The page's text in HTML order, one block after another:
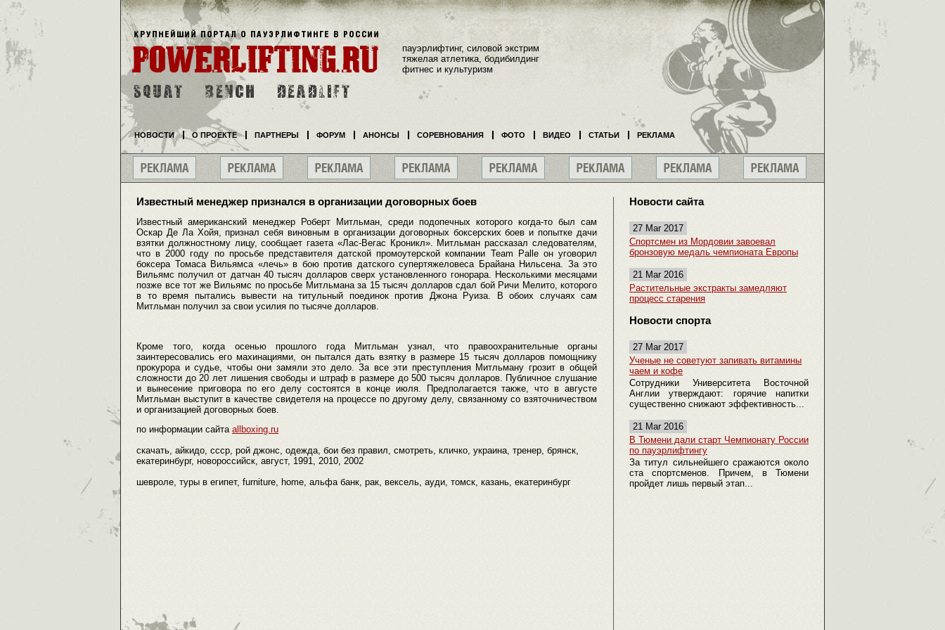
Известный менеджер признался в организации договорных боев
Известный американский менеджер Роберт Митльман, среди подопечных которого когда-то был сам
Оскар Де Ла Хойя, признал себя виновным в организации договорных боксерских боев и попытке дачи
взятки должностному лицу, сообщает газета «Лас-Вегас Кроникл». Митльман рассказал следователям,
что в 2000 году по просьбе представителя датской промоутерской компании Team Palle он уговорил
боксера Томаса Вильямса «лечь» в бою против датского супертяжеловеса Брайана Нильсена. За это
Вильямс получил от датчан 40 тысяч долларов сверх установленного гонорара. Несколькими месяцами
позже все тот же Вильямс по просьбе Митльмана за 15 тысяч долларов сдал бой Ричи Мелито, которого
в то время пытались вывести на титульный поединок против Джона Руиза. В обоих случаях сам
Митльман получил за свои усилия по тысяче долларов.
Кроме того, когда осенью прошлого года Митльман узнал, что правоохранительные органы
заинтересовались его махинациями, он пытался дать взятку в размере 15 тысяч долларов помощнику
прокурора и судье, чтобы они замяли это дело. За все эти преступления Митльману грозит в общей
сложности до 20 лет лишения свободы и штраф в размере до 500 тысяч долларов. Публичное слушание
и вынесение приговора по его делу состоятся в конце июля. Предполагается также, что в августе
Митльман выступит в качестве свидетеля на процессе по другому делу, связанному со взяточничеством
и организацией договорных боев.
по информации сайта allboxing.ru
скачать, айкидо, ссср, рой джонс, одежда, бои без правил, смотреть, кличко, украина, тренер, брянск,
екатеринбург, новороссийск, август, 1991, 2010, 2002
шевроле, туры в египет, furniture, home, альфа банк, рак, вексель, ауди, томск, казань, екатеринбург
Новости сайта
27 Mar 2017
Спортсмен из Мордовии завоевал
бронзовую медаль чемпионата Европы
21 Mar 2016
Растительные экстракты замедляют
процесс старения
Новости спорта
27 Mar 2017
Ученые не советуют запивать витамины
чаем и кофе
Сотрудники Университета Восточной
Англии утверждают: горячие напитки
существенно снижают эффективность...
21 Mar 2016
В Тюмени дали старт Чемпионату России
по пауэрлифтингу
За титул сильнейшего сражаются около
ста спортсменов. Причем, в Тюмени
пройдет лишь первый этап...
пауэрлифтинг, силовой экстрим
тяжелая атлетика, бодибилдинг
фитнес и культуризм
НОВОСТИ О ПРОЕКТЕ ПАРТНЕРЫ ФОРУМ АНОНСЫ СОРЕВНОВАНИЯ ФОТО ВИДЕО СТАТЬИ РЕКЛАМА